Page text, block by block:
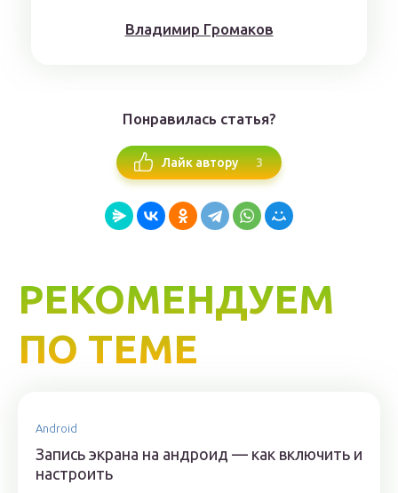
Влaдимиp Гpoмaкoв
Понравилась статья?
Лайк автору 3
РЕКОМЕНДУЕМ
ПО ТЕМЕ
Android
Запись экрана на андроид — как включить и
настроить